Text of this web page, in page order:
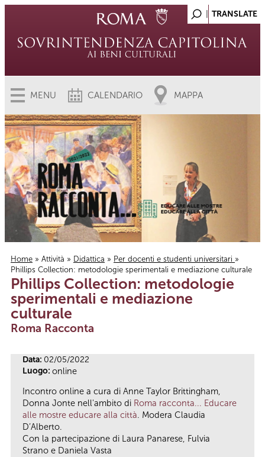
MENU CALENDARIO MAPPA
Tu sei qui
Home » Attività » Didattica » Per docenti e studenti universitari »
Phillips Collection: metodologie sperimentali e mediazione culturale
Phillips Collection: metodologie
sperimentali e mediazione
culturale
Roma Racconta
Data: 02/05/2022
Luogo: online
Incontro online a cura di Anne Taylor Brittingham,
Donna Jonte nell'ambito di Roma racconta... Educare
alle mostre educare alla città. Modera Claudia
D’Alberto.
Con la partecipazione di Laura Panarese, Fulvia
Strano e Daniela Vasta